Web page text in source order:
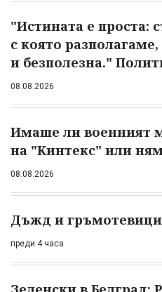
"Истината е проста:
с която
и безполезна."
08.08.2026
Имаше ли военният
на "Кинтекс" или
08.08.2026
Дъжд и гръмотевици
преди 4 часа